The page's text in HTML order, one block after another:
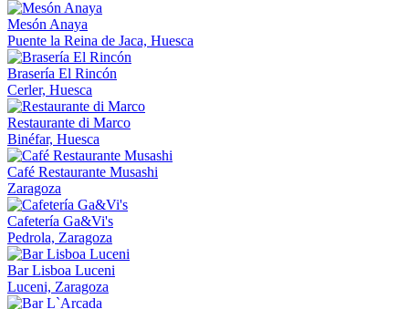
Mesón Anaya
Puente la Reina de Jaca, Huesca
Brasería El Rincón
Cerler, Huesca
Restaurante di Marco
Binéfar, Huesca
Café Restaurante Musashi
Zaragoza
Cafetería Ga&Vi's
Pedrola, Zaragoza
Bar Lisboa Luceni
Luceni, Zaragoza